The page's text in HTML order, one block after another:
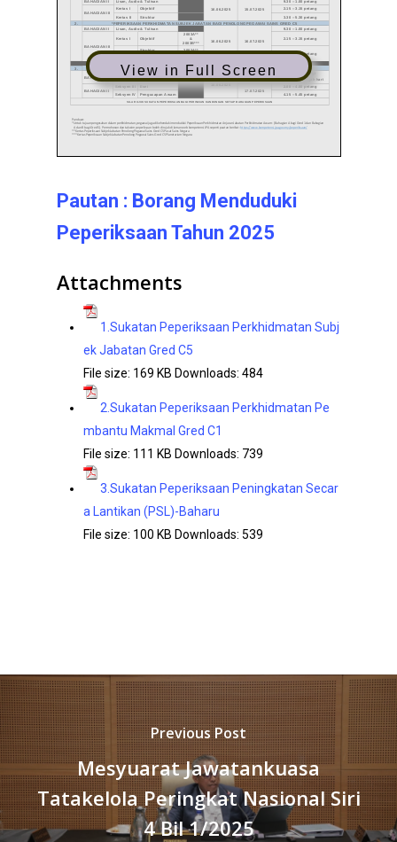
View in Full Screen
Pautan : Borang Menduduki
Peperiksaan Tahun 2025
Attachments
1.Sukatan Peperiksaan Perkhidmatan Subj
ek Jabatan Gred C5
File size: 169 KB Downloads: 484
2.Sukatan Peperiksaan Perkhidmatan Pe
mbantu Makmal Gred C1
File size: 111 KB Downloads: 739
3.Sukatan Peperiksaan Peningkatan Secar
a Lantikan (PSL)-Baharu
File size: 100 KB Downloads: 539
Previous Post
Mesyuarat Jawatankuasa
Tatakelola Peringkat Nasional Siri
4 Bil 1/2025